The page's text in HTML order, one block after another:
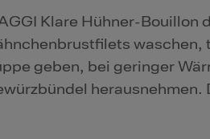
Klare Hühner-Bouillon
waschen,
geben, bei geringer